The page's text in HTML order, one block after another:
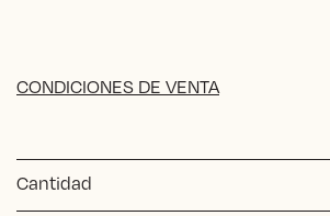
CONDICIONES DE VENTA
Cantidad